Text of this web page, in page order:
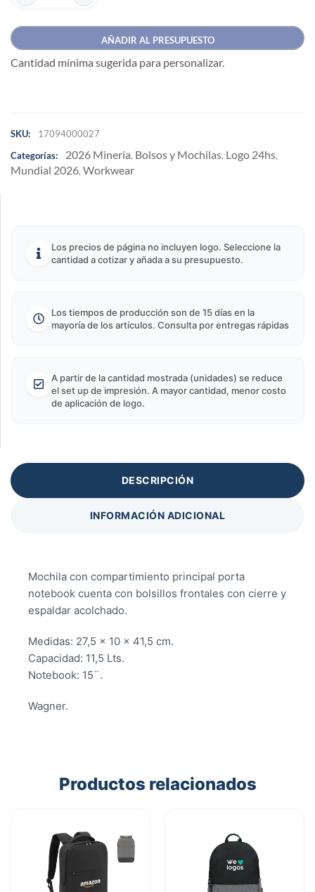
AÑADIR AL PRESUPUESTO
Cantidad mínima sugerida para personalizar.
SKU:
17094000027
Categorías:
2026 Minería, Bolsos y Mochilas, Logo 24hs,
Mundial 2026, Workwear
Los precios de página no incluyen logo. Seleccione la
cantidad a cotizar y añada a su presupuesto.
Los tiempos de producción son de 15 días en la
mayoría de los artículos. Consulta por entregas rápidas
A partir de la cantidad mostrada (unidades) se reduce
el set up de impresión. A mayor cantidad, menor costo
de aplicación de logo.
DESCRIPCIÓN
INFORMACIÓN ADICIONAL
Mochila con compartimiento principal porta
notebook cuenta con bolsillos frontales con cierre y
espaldar acolchado.
Medidas: 27,5 x 10 x 41,5 cm.
Capacidad: 11,5 Lts.
Notebook: 15¨.
Wagner.
Productos relacionados